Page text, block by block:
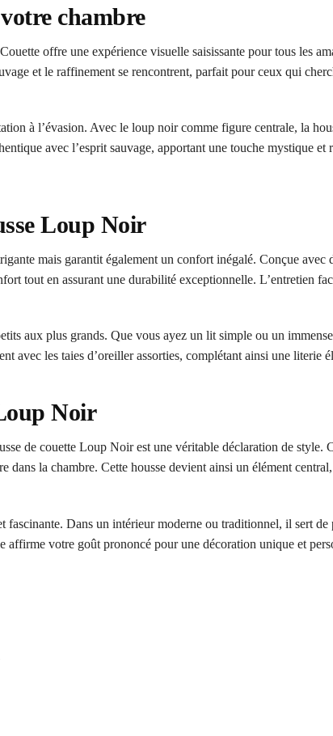
chambre
offre une expérience visuelle saisissante pour tous les
et le raffinement se rencontrent, parfait pour ceux qui
à l’évasion. Avec le loup noir comme figure centrale, la
avec l’esprit sauvage, apportant une touche mystique et
Loup Noir
mais garantit également un confort inégalé. Conçue avec
tout en assurant une durabilité exceptionnelle. L’entretien
aux plus grands. Que vous ayez un lit simple ou un
avec les taies d’oreiller assorties, complétant ainsi une literie
Noir
de couette Loup Noir est une véritable déclaration de style.
la chambre. Cette housse devient ainsi un élément
Dans un intérieur moderne ou traditionnel, il sert de
votre goût prononcé pour une décoration unique et